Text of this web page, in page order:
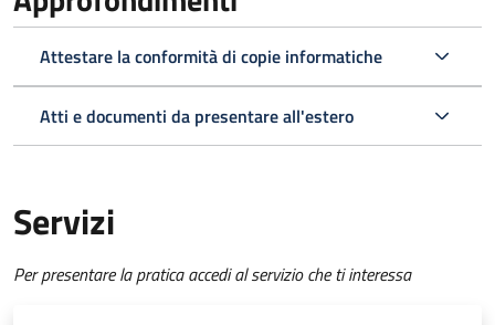
Attestare la conformità di copie informatiche
Atti e documenti da presentare all'estero
Servizi
Per presentare la pratica accedi al servizio che ti interessa